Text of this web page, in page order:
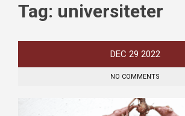
Tag: universiteter
DEC 29 2022
NO COMMENTS